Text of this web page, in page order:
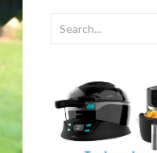
y Mambo de Cecotec.